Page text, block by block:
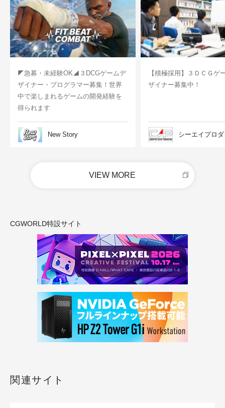
◤急募・未経験OK◢３DCGゲームデ
ザイナー・プログラマー募集！世界
中で楽しまれるゲームの開発経験を
得られます
New Story
【積極採用】３ＤＣＧゲ
ザイナー募集中！
シーエイプロ
VIEW MORE
CGWORLD特設サイト
関連サイト